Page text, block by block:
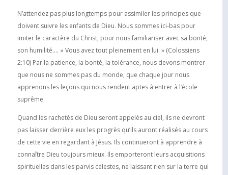
N’attendez pas plus longtemps pour assimiler les principes que
doivent suivre les enfants de Dieu. Nous sommes ici-bas pour
imiter le caractère du Christ, pour nous familiariser avec sa bonté,
son humilité…. « Vous avez tout pleinement en lui. » (Colossiens
2:10) Par la patience, la bonté, la tolérance, nous devons montrer
que nous ne sommes pas du monde, que chaque jour nous
apprenons les leçons qui nous rendent aptes à entrer à l’école
suprême.
Quand les rachetés de Dieu seront appelés au ciel, ils ne devront
pas laisser derrière eux les progrès qu’ils auront réalisés au cours
de cette vie en regardant à Jésus. Ils continueront à apprendre à
connaître Dieu toujours mieux. Ils emporteront leurs acquisitions
spirituelles dans les parvis célestes, ne laissant rien sur la terre qui